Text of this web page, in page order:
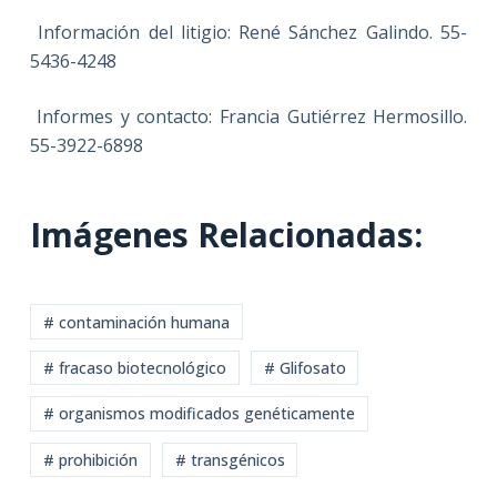
Información del litigio: René Sánchez Galindo. 55-
5436-4248
Informes y contacto: Francia Gutiérrez Hermosillo.
55-3922-6898
Imágenes Relacionadas:
# contaminación humana
# fracaso biotecnológico # Glifosato
# organismos modificados genéticamente
# prohibición # transgénicos